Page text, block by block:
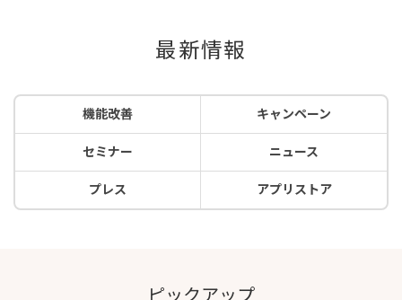
最新情報
機能改善 キャンペーン
セミナー ニュース
プレス アプリストア
ピックアップ